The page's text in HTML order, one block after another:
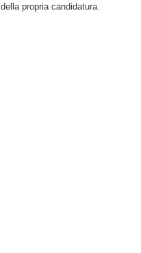
propria candidatura.